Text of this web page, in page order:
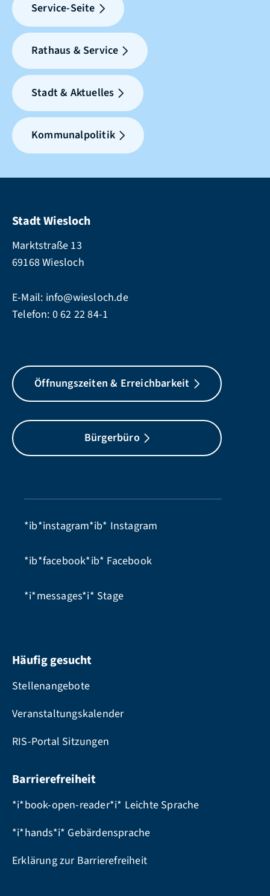
Service-Seite
Rathaus & Service
Stadt & Aktuelles
Kommunalpolitik
Stadt Wiesloch
Marktstraße 13
69168 Wiesloch
E-Mail: info@wiesloch.de
Telefon: 0 62 22 84-1
Öffnungszeiten & Erreichbarkeit
Bürgerbüro
*ib*instagram*ib* Instagram
*ib*facebook*ib* Facebook
*i*messages*i* Stage
Häufig gesucht
Stellenangebote
Veranstaltungskalender
RIS-Portal Sitzungen
Barrierefreiheit
*i*book-open-reader*i* Leichte Sprache
*i*hands*i* Gebärdensprache
Erklärung zur Barrierefreiheit